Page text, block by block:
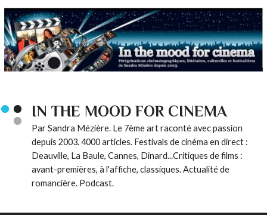
IN THE MOOD FOR CINEMA
Par Sandra Mézière. Le 7ème art raconté avec passion
depuis 2003. 4000 articles. Festivals de cinéma en direct :
Deauville, La Baule, Cannes, Dinard...Critiques de films :
avant-premières, à l'affiche, classiques. Actualité de
romancière. Podcast.